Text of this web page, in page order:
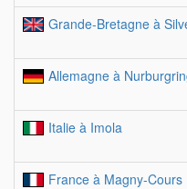
Grande-Bretagne à
Allemagne à
Italie à Imola
France à Magny-Cours